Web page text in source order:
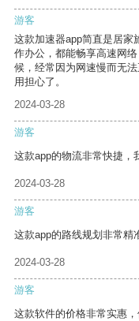
游客
这款加速器app简直是居家
作办公，都能畅享高速网
候，经常因为网速慢而无
用担心了。
2024-03-28
游客
这款app的物流非常快捷，
2024-03-28
游客
这款app的路线规划非常精
2024-03-28
游客
这款软件的价格非常实惠，